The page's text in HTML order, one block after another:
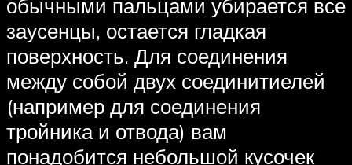
обычными пальцами убирается все
заусенцы, остается гладкая
поверхность. Для соединения
между собой двух соединитиелей
(например для соединения
тройника и отвода) вам
понадобится небольшой кусочек